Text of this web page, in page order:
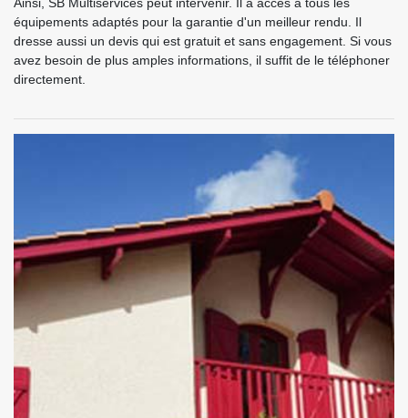
équipements adaptés pour la garantie d'un meilleur rendu. Il
dresse aussi un devis qui est gratuit et sans engagement. Si vous
avez besoin de plus amples informations, il suffit de le téléphoner
directement.